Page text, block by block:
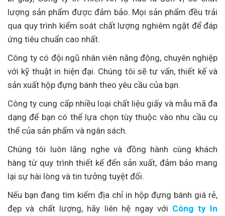
lượng sản phẩm được đảm bảo. Mọi sản phẩm đều trải
qua quy trình kiểm soát chất lượng nghiêm ngặt để đáp
ứng tiêu chuẩn cao nhất.
Công ty có đội ngũ nhân viên năng động, chuyên nghiệp
với kỹ thuật in hiện đại. Chúng tôi sẽ tư vấn, thiết kế và
sản xuất hộp đựng bánh theo yêu cầu của bạn.
Công ty cung cấp nhiều loại chất liệu giấy và mẫu mã đa
dạng để bạn có thể lựa chọn tùy thuộc vào nhu cầu cụ
thể của sản phẩm và ngân sách.
Chúng tôi luôn lắng nghe và đồng hành cùng khách
hàng từ quy trình thiết kế đến sản xuất, đảm bảo mang
lại sự hài lòng và tin tưởng tuyệt đối.
Nếu bạn đang tìm kiếm địa chỉ in hộp đựng bánh giá rẻ,
đẹp và chất lượng, hãy liên hệ ngay với Công ty In